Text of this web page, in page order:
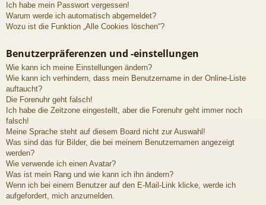
Ich habe mein Passwort vergessen!
Warum werde ich automatisch abgemeldet?
Wozu ist die Funktion „Alle Cookies löschen“?
Benutzerpräferenzen und -einstellungen
Wie kann ich meine Einstellungen ändern?
Wie kann ich verhindern, dass mein Benutzername in der Online-Liste
auftaucht?
Die Forenuhr geht falsch!
Ich habe die Zeitzone eingestellt, aber die Forenuhr geht immer noch
falsch!
Meine Sprache steht auf diesem Board nicht zur Auswahl!
Was sind das für Bilder, die bei meinem Benutzernamen angezeigt
werden?
Wie verwende ich einen Avatar?
Was ist mein Rang und wie kann ich ihn ändern?
Wenn ich bei einem Benutzer auf den E-Mail-Link klicke, werde ich
aufgefordert, mich anzumelden.